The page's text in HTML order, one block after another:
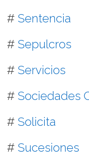
# Sentencia
# Sepulcros
# Servicios
# Sociedades
# Solicita
# Sucesiones